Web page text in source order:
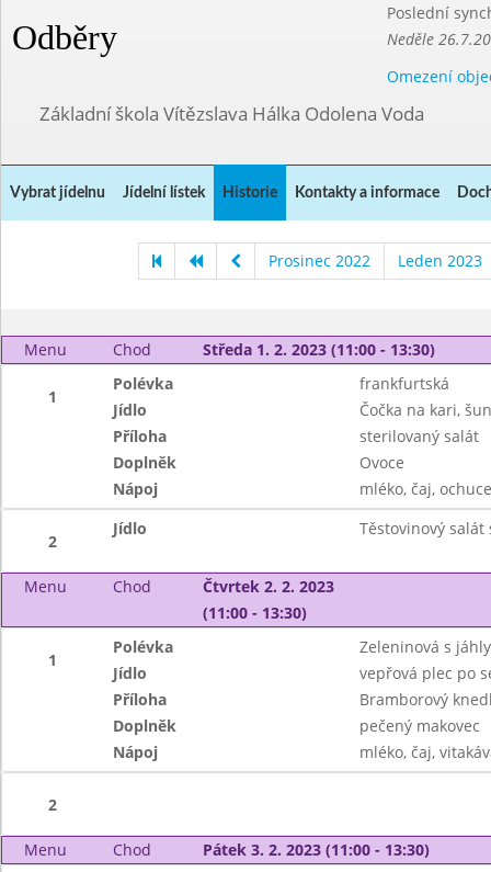
Odběry
Poslední
Neděle
Omezení
Základní škola Vítězslava Hálka Odolena Voda
Vybrat jídelnu Jídelní lístek Historie Kontakty a informace
Prosinec 2022 Leden 2023
Menu Chod Středa 1. 2. 2023 (11:00 - 13:30)
1
Polévka
frankfurtská
Jídlo
Čočka na kari,
Příloha
sterilovaný salát
Doplněk
Ovoce
Nápoj
mléko, čaj,
2
Jídlo Těstovinový
Menu Chod
Čtvrtek 2. 2. 2023
(11:00 - 13:30)
1
Polévka
Zeleninová s
Jídlo
vepřová plec po
Příloha
Bramborový
Doplněk
pečený makovec
Nápoj
mléko, čaj,
2
Menu Chod Pátek 3. 2. 2023 (11:00 - 13:30)